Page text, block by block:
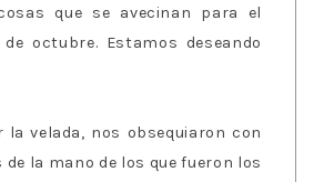
que se avecinan para el
octubre. Estamos deseando
la velada, nos obsequiaron con
la mano de los que fueron los